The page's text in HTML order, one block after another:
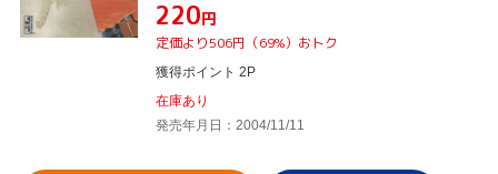
¥220円
定価より506円（69%）おトク
獲得ポイント 2P
在庫あり
発売年月日：2004/11/11